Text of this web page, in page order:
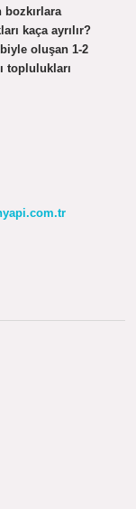
bozkırlara
kaça ayrılır?
oluşan 1-2
toplulukları